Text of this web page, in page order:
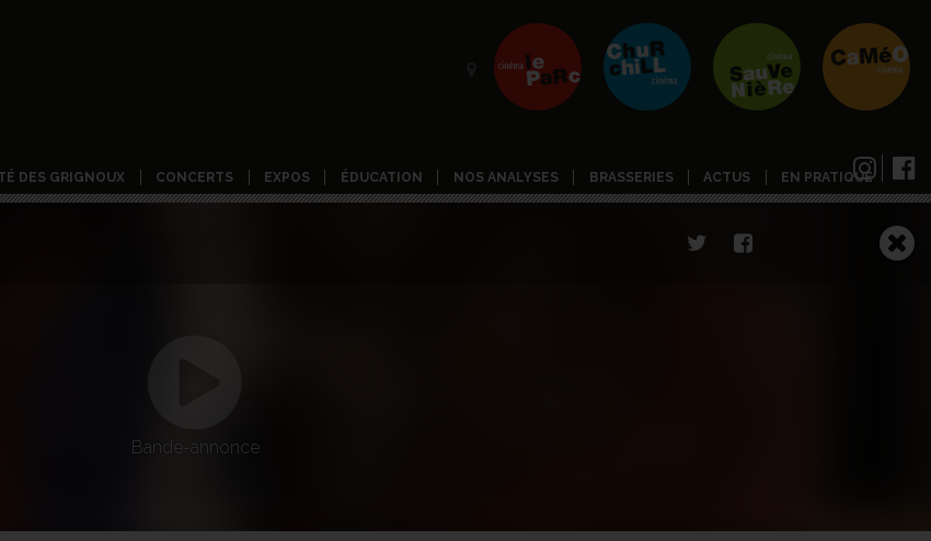
DES GRIGNOUX CONCERTS EXPOS ÉDUCATION NOS ANALYSES BRASSERIES ACTUS EN PRATIQUE
Bande-annonce